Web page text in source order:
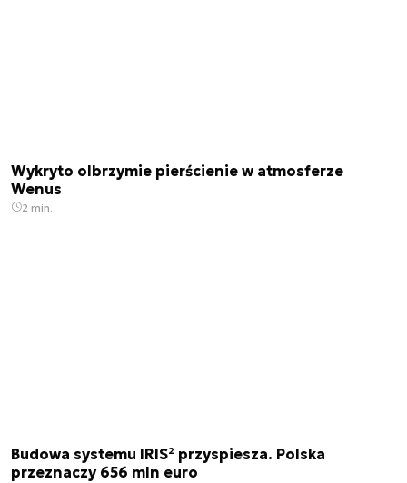
Wykryto olbrzymie pierścienie w atmosferze
Wenus
2 min.
Budowa systemu IRIS² przyspiesza. Polska
przeznaczy 656 mln euro